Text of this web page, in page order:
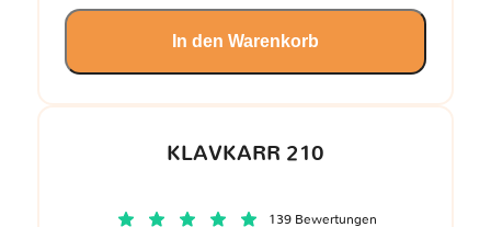
KLAVKARR 210
139 Bewertungen
In den Warenkorb